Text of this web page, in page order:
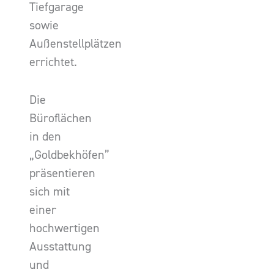
Tiefgarage
sowie
Außenstellplätzen
errichtet.
Die
Büroflächen
in den
„Goldbekhöfen”
präsentieren
sich mit
einer
hochwertigen
Ausstattung
und